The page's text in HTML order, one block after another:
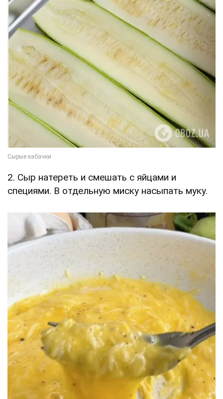
2. Сыр натереть и смешать с яйцами и
специями. В отдельную миску насыпать муку.